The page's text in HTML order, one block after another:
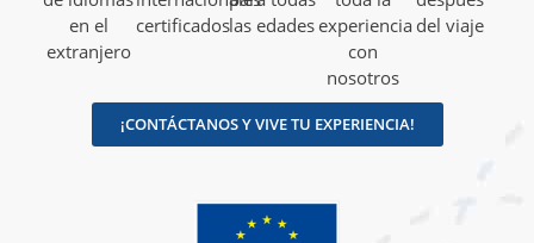
en el
extranjero
certificadoslas edadesexperiencia
con
nosotros
del viaje
¡CONTÁCTANOS Y VIVE TU EXPERIENCIA!